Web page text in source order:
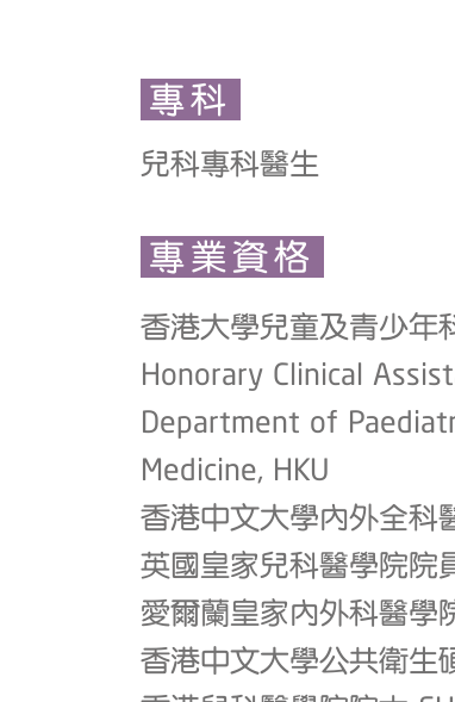
專科
兒科專科醫生
專業資格
香港大學兒童及青少年
Honorary Clinical
Department of
Medicine, HKU
香港中文大學內外全科
英國皇家兒科醫學院院
愛爾蘭皇家內外科醫學
香港中文大學公共衛生